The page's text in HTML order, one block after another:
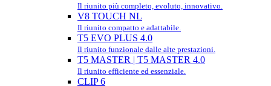
Il riunito più completo, evoluto, innovativo.
V8 TOUCH NL
Il riunito compatto e adattabile.
T5 EVO PLUS 4.0
Il riunito funzionale dalle alte prestazioni.
T5 MASTER | T5 MASTER 4.0
Il riunito efficiente ed essenziale.
CLIP 6